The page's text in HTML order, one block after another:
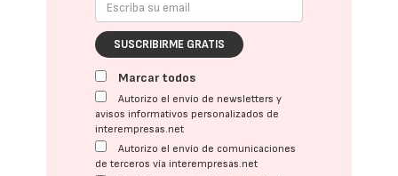
SUSCRIBIRME GRATIS
Marcar todos
Autorizo el envío de newsletters y
avisos informativos personalizados de
interempresas.net
Autorizo el envío de comunicaciones
de terceros vía interempresas.net